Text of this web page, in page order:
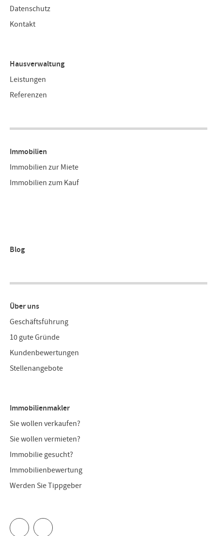
Datenschutz
Kontakt
Hausverwaltung
Leistungen
Referenzen
Immobilien
Immobilien zur Miete
Immobilien zum Kauf
Blog
Über uns
Geschäftsführung
10 gute Gründe
Kundenbewertungen
Stellenangebote
Immobilienmakler
Sie wollen verkaufen?
Sie wollen vermieten?
Immobilie gesucht?
Immobilienbewertung
Werden Sie Tippgeber
TwitterFacebook